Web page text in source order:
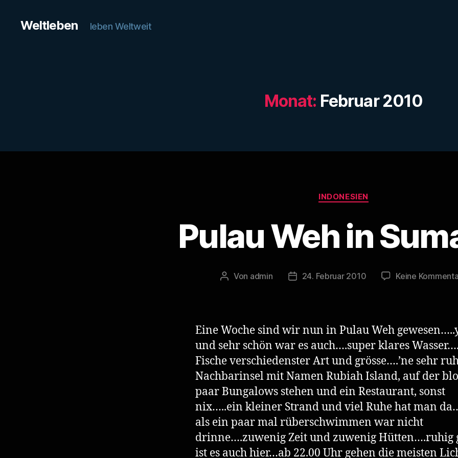
Weltleben leben Weltweit
Monat: Februar 2010
Kategorien
INDONESIEN
Pulau Weh in
Beitragsautor
Von admin Veröffentlichungsdatum
24. Februar 2010 Keine
Eine Woche sind wir nun in Pulau Weh
und sehr schön war es auch….super klares
Fische verschiedenster Art und grösse….’ne sehr
Nachbarinsel mit Namen Rubiah Island, auf der
paar Bungalows stehen und ein Restaurant, sonst
nix…..ein kleiner Strand und viel Ruhe hat man
als ein paar mal rüberschwimmen war nicht
drinne….zuwenig Zeit und zuwenig Hütten….ruhig
ist es auch hier…ab 22.00 Uhr gehen die meisten